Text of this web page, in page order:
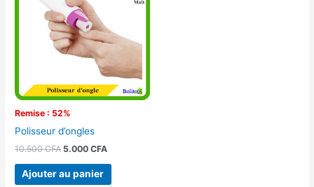
Remise : 52%
Polisseur d’ongles
10.500CFA
était :
10.500 CFA.
5.000CFA
Ajouter au panier